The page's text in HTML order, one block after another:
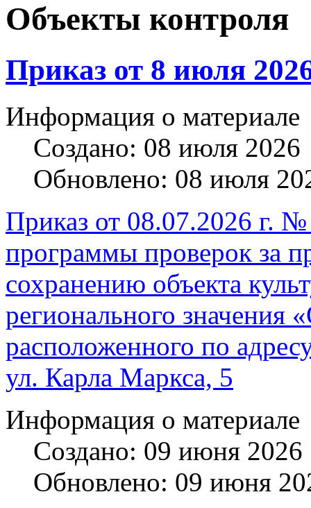
Объекты контроля
Приказ от 8 июля
Информация о материале
Создано: 08 июля 2026
Обновлено: 08 июля
Приказ от 08.07.2026 г.
программы проверок за
сохранению объекта
регионального значения
расположенного по
ул. Карла Маркса, 5
Информация о материале
Создано: 09 июня 2026
Обновлено: 09 июня